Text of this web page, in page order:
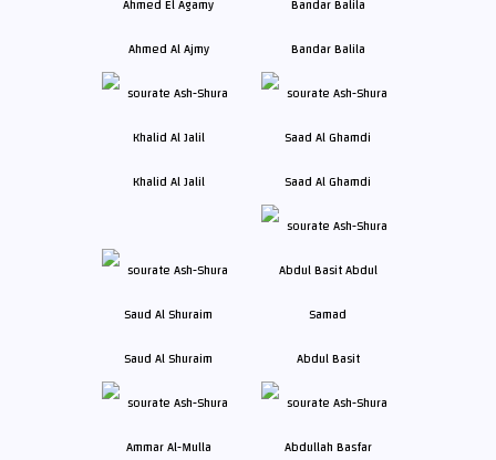
Ahmed Al Ajmy Bandar Balila
Khalid Al Jalil Saad Al Ghamdi
Saud Al Shuraim Abdul Basit